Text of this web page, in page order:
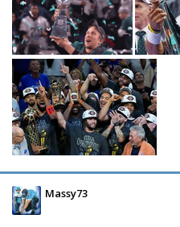
Massy73